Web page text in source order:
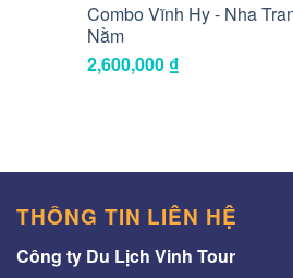
Combo Vĩnh Hy - Nha
Nằm
2,600,000 ₫
THÔNG TIN LIÊN HỆ
Công ty Du Lịch Vinh Tour